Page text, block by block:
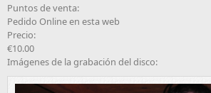
Puntos de venta:
Pedido Online en esta web
Precio:
€10.00
Imágenes de la grabación del disco: